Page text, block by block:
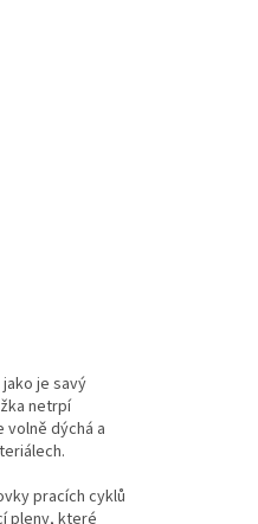
je savý
netrpí
dýchá a
pracích cyklů
pleny, které